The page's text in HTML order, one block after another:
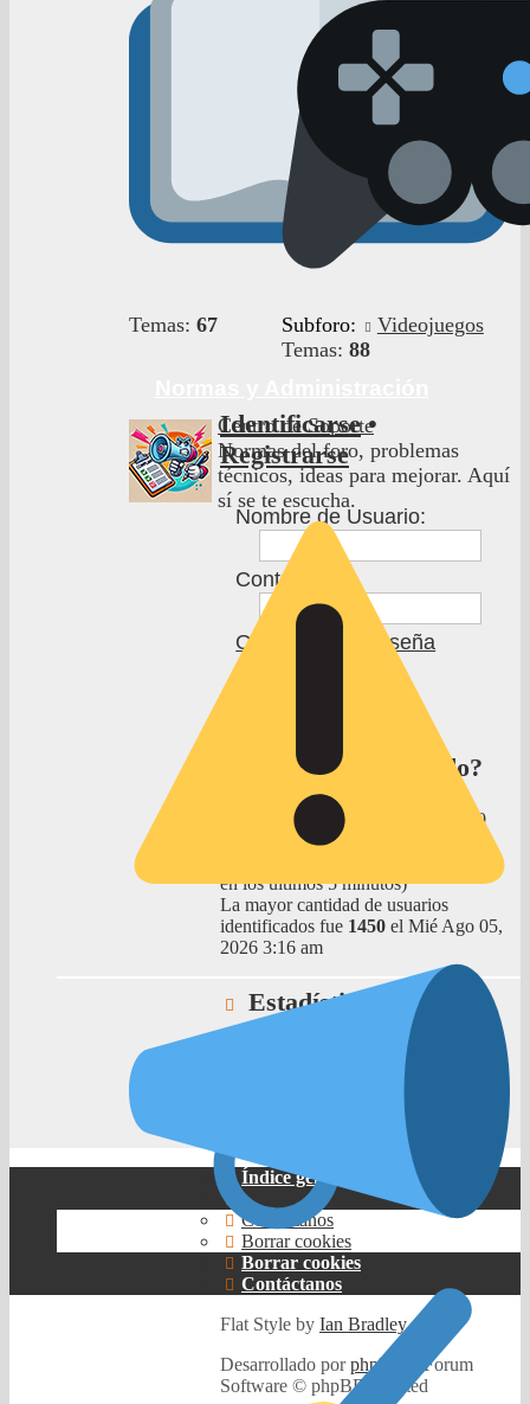
Temas: 67 Subforo:
Videojuegos
Temas: 88
Centro de Soporte
Normas del foro, problemas
técnicos, ideas para mejorar. Aquí
sí se te escucha.
Identificarse•
Registrarse
Nombre de Usuario:
Contraseña:
Olvidé mi contraseña
¿Quién está conectado?
In total there are
users online :: 0
registrados, 3 bots, 0 ocultos and 15
invitados (basados en usuarios activos
en los últimos 5 minutos)
La mayor cantidad de usuarios
identificados fue 1450 el Mié Ago 05,
2026 3:16 am
Estadísticas
• Temas
• Usuarios totales
Índice general
Contáctanos
Borrar cookies
Borrar cookies
Contáctanos
Flat Style by Ian Bradley
Desarrollado porphpBB
® Forum
Software © phpBB Limited